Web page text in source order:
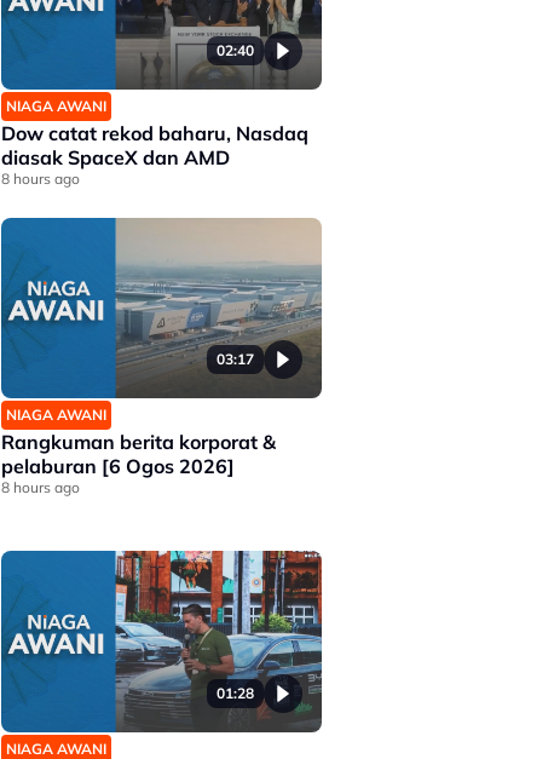
02:40
NIAGA AWANI
Dow catat rekod baharu, Nasdaq
diasak SpaceX dan AMD
8 hours ago
03:17
NIAGA AWANI
Rangkuman berita korporat &
pelaburan [6 Ogos 2026]
8 hours ago
01:28
NIAGA AWANI